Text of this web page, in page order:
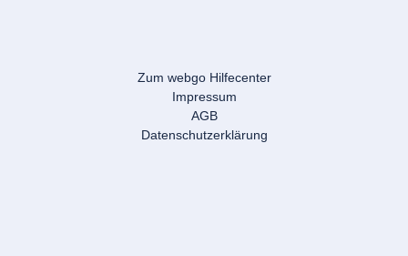
Zum webgo Hilfecenter
Impressum
AGB
Datenschutzerklärung